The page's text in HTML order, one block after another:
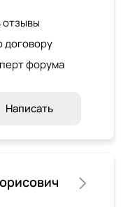
отзывы
договору
форума
Написать